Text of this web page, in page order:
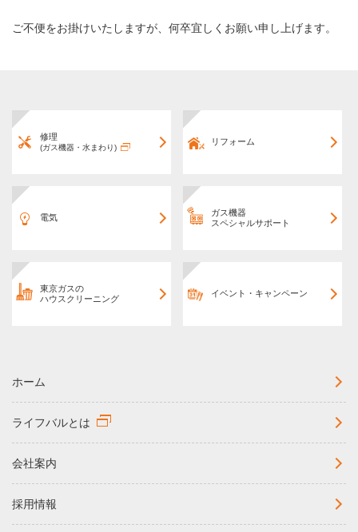
ご不便をお掛けいたしますが、何卒宜しくお願い申し上げます。
修理
(ガス機器・水まわり)
リフォーム
電気
ガス機器
スペシャルサポート
東京ガスの
ハウスクリーニング
イベント・キャンペーン
ホーム
ライフバルとは
会社案内
採用情報